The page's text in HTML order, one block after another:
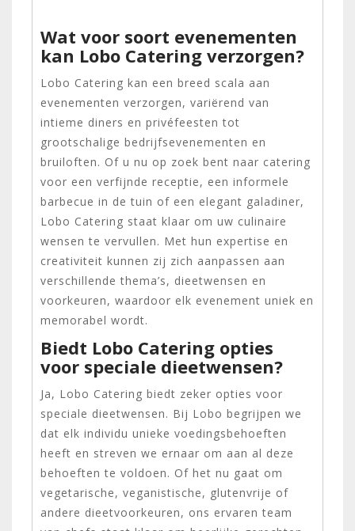
Wat voor soort evenementen
kan Lobo Catering verzorgen?
Lobo Catering kan een breed scala aan
evenementen verzorgen, variërend van
intieme diners en privéfeesten tot
grootschalige bedrijfsevenementen en
bruiloften. Of u nu op zoek bent naar catering
voor een verfijnde receptie, een informele
barbecue in de tuin of een elegant galadiner,
Lobo Catering staat klaar om uw culinaire
wensen te vervullen. Met hun expertise en
creativiteit kunnen zij zich aanpassen aan
verschillende thema’s, dieetwensen en
voorkeuren, waardoor elk evenement uniek en
memorabel wordt.
Biedt Lobo Catering opties
voor speciale dieetwensen?
Ja, Lobo Catering biedt zeker opties voor
speciale dieetwensen. Bij Lobo begrijpen we
dat elk individu unieke voedingsbehoeften
heeft en streven we ernaar om aan al deze
behoeften te voldoen. Of het nu gaat om
vegetarische, veganistische, glutenvrije of
andere dieetvoorkeuren, ons ervaren team